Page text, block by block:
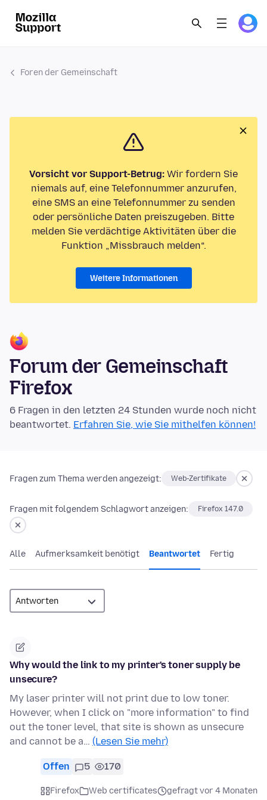
Foren der Gemeinschaft
Vorsicht vor Support-Betrug: Wir fordern Sie
niemals auf, eine Telefonnummer anzurufen,
eine SMS an eine Telefonnummer zu senden
oder persönliche Daten preiszugeben. Bitte
melden Sie verdächtige Aktivitäten über die
Funktion „Missbrauch melden“.
Weitere Informationen
Forum der Gemeinschaft
Firefox
6 Fragen in den letzten 24 Stunden wurde noch nicht
beantwortet. Erfahren Sie, wie Sie mithelfen können!
Fragen zum Thema werden angezeigt: Web-Zertifikate
Fragen mit folgendem Schlagwort anzeigen: Firefox 147.0
Alle Aufmerksamkeit benötigt Beantwortet Fertig
Why would the link to my printer's toner supply be
unsecure?
My laser printer will not print due to low toner.
However, when I click on "more information" to find
out the toner level, that site is shown as unsecure
and cannot be a… (Lesen Sie mehr)
Offen 5 170
Firefox Web certificates
gefragt vor 4 Monaten